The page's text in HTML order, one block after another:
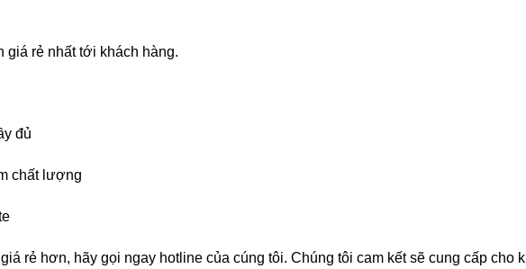
giá rẻ nhất tới khách hàng.
đủ
chất lượng
rẻ hơn, hãy gọi ngay hotline của cúng tôi. Chúng tôi cam kết sẽ cung cấp cho